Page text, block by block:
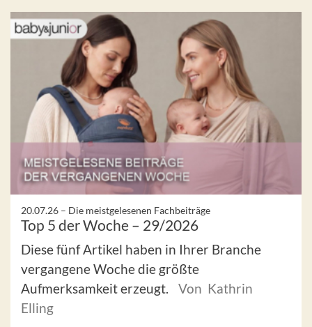
20.07.26 – Die meistgelesenen Fachbeiträge
Top 5 der Woche – 29/2026
Diese fünf Artikel haben in Ihrer Branche
vergangene Woche die größte
Aufmerksamkeit erzeugt.
Von Kathrin
Elling